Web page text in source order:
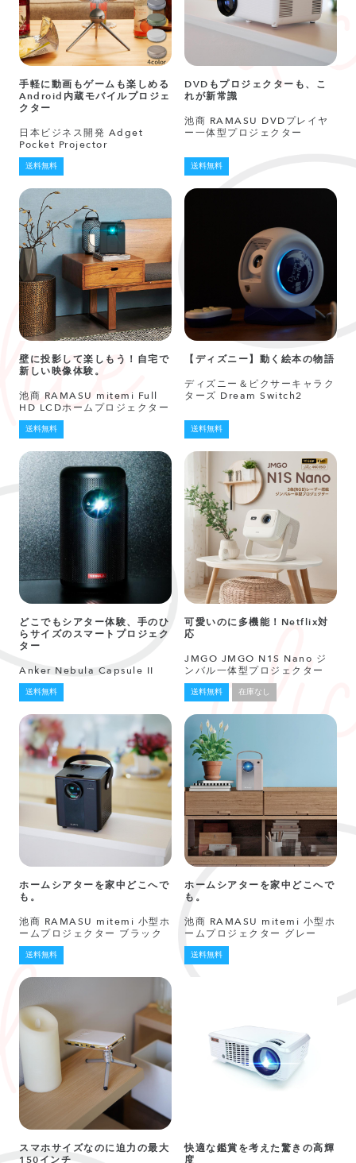
手軽に動画もゲームも楽しめる
Android内蔵モバイルプロジェ
クター
日本ビジネス開発 Adget
Pocket Projector
送料無料
DVDもプロジェクターも、こ
れが新常識
池商 RAMASU DVDプレイヤ
ー一体型プロジェクター
送料無料
壁に投影して楽しもう！自宅で
新しい映像体験。
池商 RAMASU mitemi Full
HD LCDホームプロジェクター
送料無料
【ディズニー】動く絵本の物語
ディズニー＆ピクサーキャラク
ターズ Dream Switch2
送料無料
どこでもシアター体験、手のひ
らサイズのスマートプロジェク
ター
Anker Nebula Capsule II
送料無料
可愛いのに多機能！Netflix対
応
JMGO JMGO N1S Nano ジ
ンバル一体型プロジェクター
送料無料 在庫なし
ホームシアターを家中どこへで
も。
池商 RAMASU mitemi 小型ホ
ームプロジェクター ブラック
送料無料
ホームシアターを家中どこへで
も。
池商 RAMASU mitemi 小型ホ
ームプロジェクター グレー
送料無料
スマホサイズなのに迫力の最大
150インチ
快適な鑑賞を考えた驚きの高輝
度